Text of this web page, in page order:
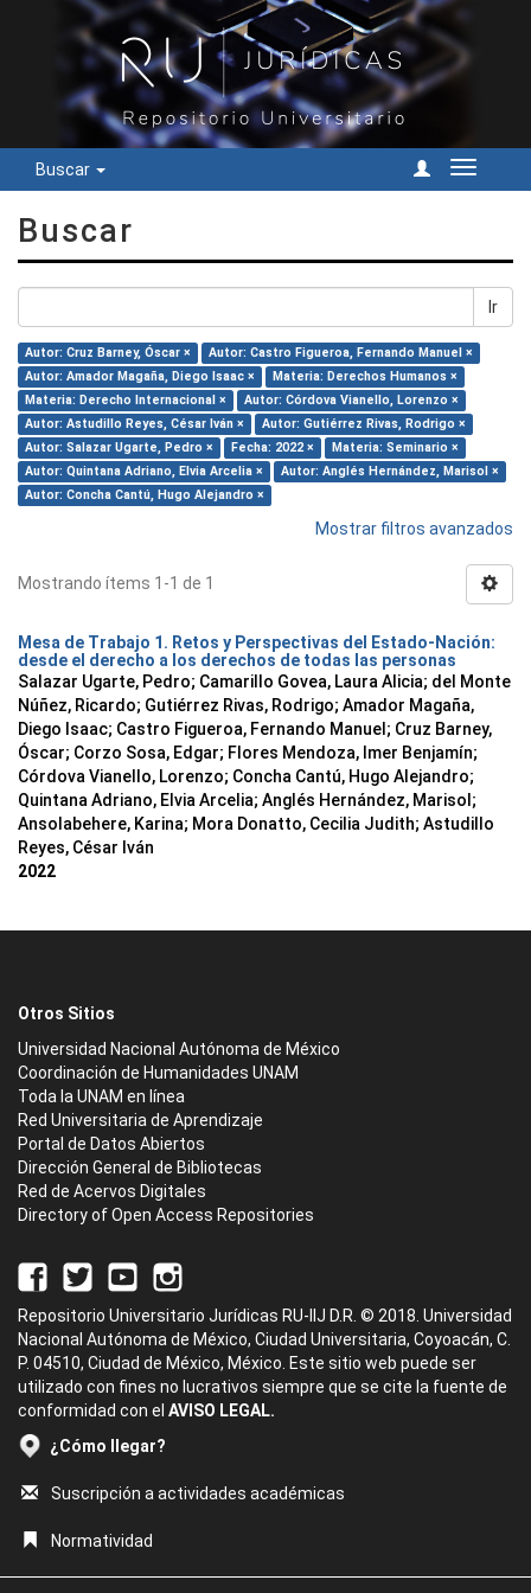
Buscar
Cambiar
Buscar
Ir
Autor: Cruz Barney, Óscar ×
Autor: Castro Figueroa, Fernando Manuel ×
Autor: Amador Magaña, Diego Isaac ×
Materia: Derechos Humanos ×
Materia: Derecho Internacional ×
Autor: Córdova Vianello, Lorenzo ×
Autor: Astudillo Reyes, César Iván ×
Autor: Gutiérrez Rivas, Rodrigo ×
Autor: Salazar Ugarte, Pedro ×
Fecha: 2022 ×
Materia: Seminario ×
Autor: Quintana Adriano, Elvia Arcelia ×
Autor: Anglés Hernández, Marisol ×
Autor: Concha Cantú, Hugo Alejandro ×
Mostrar filtros avanzados
Mostrando ítems 1-1 de 1
Mesa de Trabajo 1. Retos y Perspectivas del Estado-Nación:
desde el derecho a los derechos de todas las personas
Salazar Ugarte, Pedro; Camarillo Govea, Laura Alicia; del Monte
Núñez, Ricardo; Gutiérrez Rivas, Rodrigo; Amador Magaña,
Diego Isaac; Castro Figueroa, Fernando Manuel ; Cruz Barney,
Óscar; Corzo Sosa, Edgar; Flores Mendoza, Imer Benjamín;
Córdova Vianello, Lorenzo; Concha Cantú, Hugo Alejandro;
Quintana Adriano, Elvia Arcelia; Anglés Hernández, Marisol ;
Ansolabehere, Karina; Mora Donatto, Cecilia Judith; Astudillo
Reyes, César Iván
2022
Otros Sitios
Universidad Nacional Autónoma de México
Coordinación de Humanidades UNAM
Toda la UNAM en línea
Red Universitaria de Aprendizaje
Portal de Datos Abiertos
Dirección General de Bibliotecas
Red de Acervos Digitales
Directory of Open Access Repositories
Repositorio Universitario Jurídicas RU-IIJ D.R. © 2018. Universidad
Nacional Autónoma de México, Ciudad Universitaria, Coyoacán, C.
P. 04510, Ciudad de México, México. Este sitio web puede ser
utilizado con fines no lucrativos siempre que se cite la fuente de
conformidad con el AVISO LEGAL.
¿Cómo llegar?
Suscripción a actividades académicas
Normatividad